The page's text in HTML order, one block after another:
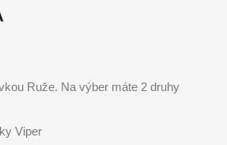
Ruže. Na výber máte 2 druhy
Viper